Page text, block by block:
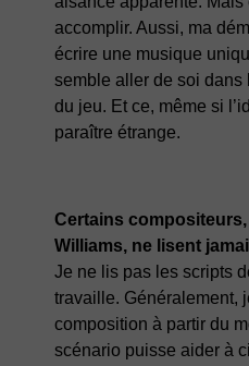
accomplir. Aussi, ma
écrire une musique
semble aller de soi dans
du jeu. Et ce, même si
paraître étrange.
Certains
Williams, ne lisent
Je ne lis pas les scripts
travaille. Généralement,
composition à partir du
scénario puisse aider à